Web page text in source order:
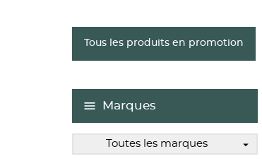
pour chaque scénario....
Tous les produits en promotion
Marques
Toutes les marques arrow_drop_down